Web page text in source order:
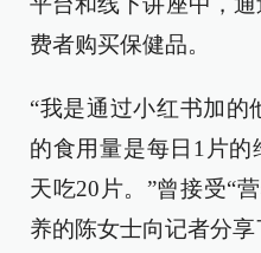
费者购买保健品。
“我是通过小红书加的
的食用量是每日1片
天吃20片。”曾接受“
养的陈女士向记者分享